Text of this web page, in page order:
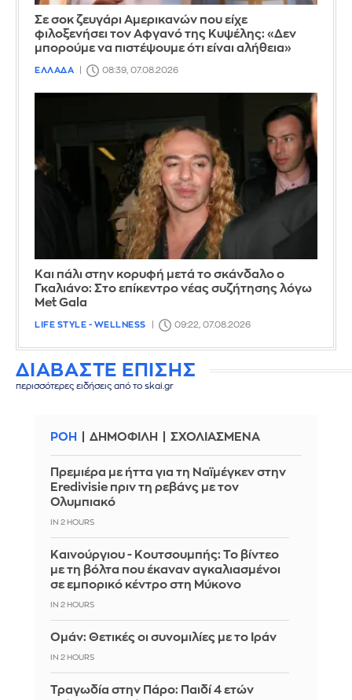
Σε σοκ ζευγάρι Αμερικανών που είχε
φιλοξενήσει τον Αφγανό της Κυψέλης: «Δεν
μπορούμε να πιστέψουμε ότι είναι αλήθεια»
ΕΛΛΑΔΑ 08:39, 07.08.2026
Και πάλι στην κορυφή μετά το σκάνδαλο ο
Γκαλιάνο: Στο επίκεντρο νέας συζήτησης λόγω
Met Gala
LIFE STYLE - WELLNESS 09:22, 07.08.2026
ΔΙΑΒΑΣΤΕ ΕΠΙΣΗΣ
περισσότερες ειδήσεις από το skai.gr
ΡΟΗ ΔΗΜΟΦΙΛΗ ΣΧΟΛΙΑΣΜΕΝΑ
Πρεμιέρα με ήττα για τη Ναϊμέγκεν στην
Eredivisie πριν τη ρεβάνς με τον
Ολυμπιακό
IN 2 HOURS
Καινούργιου - Κουτσουμπής: Το βίντεο
με τη βόλτα που έκαναν αγκαλιασμένοι
σε εμπορικό κέντρο στη Μύκονο
IN 2 HOURS
Ομάν: Θετικές οι συνομιλίες με το Ιράν
IN 2 HOURS
Τραγωδία στην Πάρο: Παιδί 4 ετών